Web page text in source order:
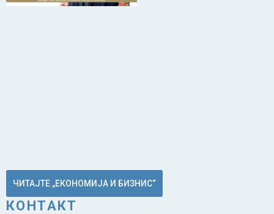
ЧИТАЈТЕ „ЕКОНОМИЈА И БИЗНИС“
КОНТАКТ